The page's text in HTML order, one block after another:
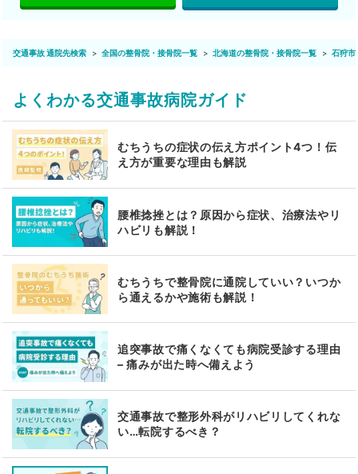
交通事故 通院先検索 全国の整骨院・接骨院一覧 北海道の整骨院・接骨院一覧 石狩市
よくわかる交通事故病院ガイド
むちうちの症状の伝え方ポイント4つ！伝
え方が重要な理由も解説
腰椎捻挫とは？原因から症状、治療法やリ
ハビリも解説！
むちうちで整骨院に通院していい？いつか
ら通えるかや施術も解説！
追突事故で痛くなくても病院受診する理由
– 痛みが出た時へ備えよう
交通事故で整形外科がリハビリしてくれな
い…転院するべき？